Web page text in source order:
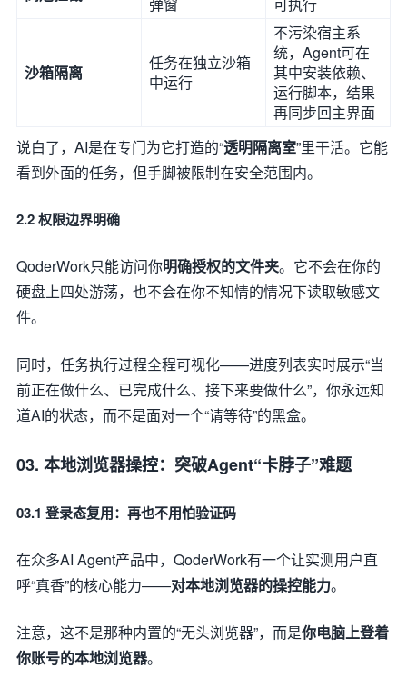
沙箱隔离
任务在独立沙箱
中运行
不污染宿主系
统，Agent可在
其中安装依赖、
运行脚本，结果
再同步回主界面
说白了，AI是在专门为它打造的“透明隔离室”里干活。它能
看到外面的任务，但手脚被限制在安全范围内。
2.2 权限边界明确
QoderWork只能访问你明确授权的文件夹。它不会在你的
硬盘上四处游荡，也不会在你不知情的情况下读取敏感文
件。
同时，任务执行过程全程可视化——进度列表实时展示“当
前正在做什么、已完成什么、接下来要做什么”，你永远知
道AI的状态，而不是面对一个“请等待”的黑盒。
03. 本地浏览器操控：突破Agent“卡脖子”难题
03.1 登录态复用：再也不用怕验证码
在众多AI Agent产品中，QoderWork有一个让实测用户直
呼“真香”的核心能力——对本地浏览器的操控能力。
注意，这不是那种内置的“无头浏览器”，而是你电脑上登着
你账号的本地浏览器。